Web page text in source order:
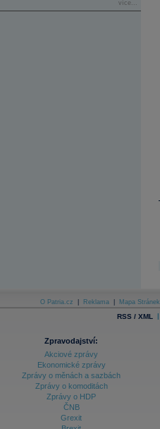
více...
O Patria.cz Reklama Mapa Stránek
RSS / XML |
Zpravodajství:
Akciové zprávy
Ekonomické zprávy
Zprávy o měnách a sazbách
Zprávy o komoditách
Zprávy o HDP
ČNB
Grexit